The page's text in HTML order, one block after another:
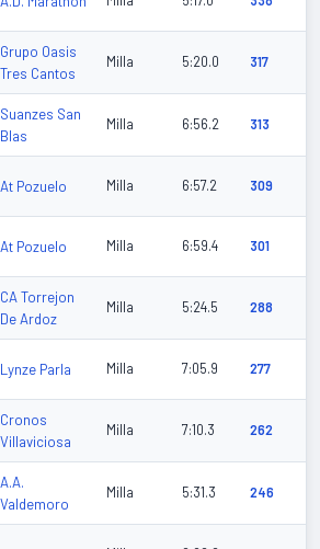
Grupo Oasis
Tres Cantos
Milla 5:20.0 317
Suanzes San
Blas
Milla 6:56.2 313
At Pozuelo Milla 6:57.2 309
At Pozuelo Milla 6:59.4 301
CA Torrejon
De Ardoz
Milla 5:24.5 288
Lynze Parla Milla 7:05.9 277
Cronos
Villaviciosa
Milla 7:10.3 262
A.A.
Valdemoro
Milla 5:31.3 246